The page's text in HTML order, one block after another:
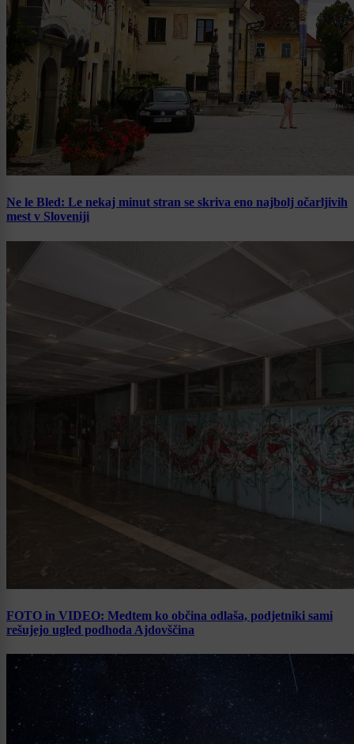
Ne le Bled: Le nekaj minut stran se skriva eno najbolj očarljivih
mest v Sloveniji
FOTO in VIDEO: Medtem ko občina odlaša, podjetniki sami
rešujejo ugled podhoda Ajdovščina